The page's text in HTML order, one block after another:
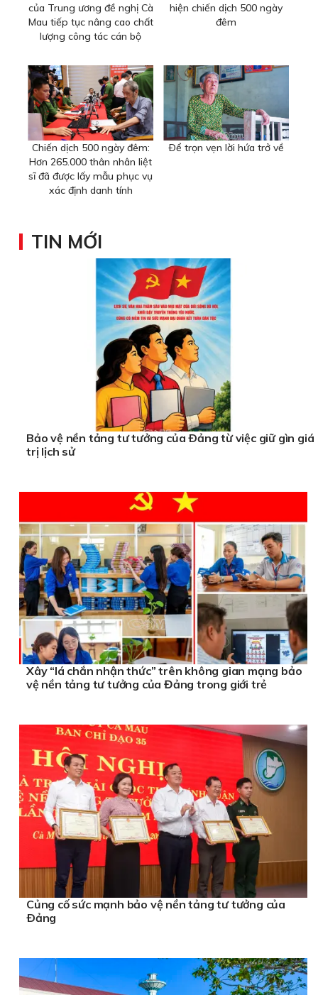
của Trung ương đề nghị Cà
Mau tiếp tục nâng cao chất
lượng công tác cán bộ
hiện chiến dịch 500 ngày
đêm
Chiến dịch 500 ngày đêm:
Hơn 265.000 thân nhân liệt
sĩ đã được lấy mẫu phục vụ
xác định danh tính
Ðể trọn vẹn lời hứa trở về
TIN MỚI
Bảo vệ nền tảng tư tưởng của Ðảng từ việc giữ gìn giá
trị lịch sử
Xây “lá chắn nhận thức” trên không gian mạng bảo
vệ nền tảng tư tưởng của Đảng trong giới trẻ
Củng cố sức mạnh bảo vệ nền tảng tư tưởng của
Ðảng